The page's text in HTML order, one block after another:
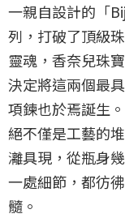
一親自設計的「
列，打破了頂級
靈魂，香奈兒珠
決定將這兩個最
項鍊也於焉誕生
絕不僅是工藝的
灕具現，從瓶身
一處細節，都彷
髓。